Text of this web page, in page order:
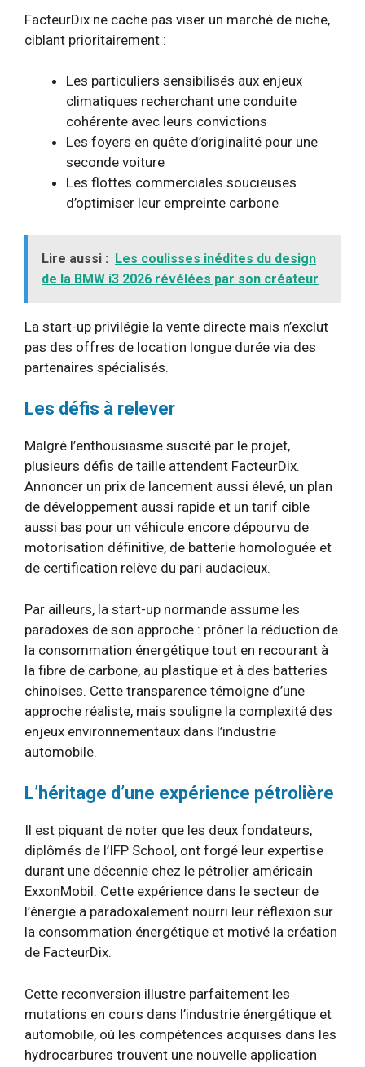
FacteurDix ne cache pas viser un marché de niche,
ciblant prioritairement :
Les particuliers sensibilisés aux enjeux
climatiques recherchant une conduite
cohérente avec leurs convictions
Les foyers en quête d’originalité pour une
seconde voiture
Les flottes commerciales soucieuses
d’optimiser leur empreinte carbone
Lire aussi : Les coulisses inédites du design
de la BMW i3 2026 révélées par son créateur
La start-up privilégie la vente directe mais n’exclut
pas des offres de location longue durée via des
partenaires spécialisés.
Les défis à relever
Malgré l’enthousiasme suscité par le projet,
plusieurs défis de taille attendent FacteurDix.
Annoncer un prix de lancement aussi élevé, un plan
de développement aussi rapide et un tarif cible
aussi bas pour un véhicule encore dépourvu de
motorisation définitive, de batterie homologuée et
de certification relève du pari audacieux.
Par ailleurs, la start-up normande assume les
paradoxes de son approche : prôner la réduction de
la consommation énergétique tout en recourant à
la fibre de carbone, au plastique et à des batteries
chinoises. Cette transparence témoigne d’une
approche réaliste, mais souligne la complexité des
enjeux environnementaux dans l’industrie
automobile.
L’héritage d’une expérience pétrolière
Il est piquant de noter que les deux fondateurs,
diplômés de l’IFP School, ont forgé leur expertise
durant une décennie chez le pétrolier américain
ExxonMobil. Cette expérience dans le secteur de
l’énergie a paradoxalement nourri leur réflexion sur
la consommation énergétique et motivé la création
de FacteurDix.
Cette reconversion illustre parfaitement les
mutations en cours dans l’industrie énergétique et
automobile, où les compétences acquises dans les
hydrocarbures trouvent une nouvelle application